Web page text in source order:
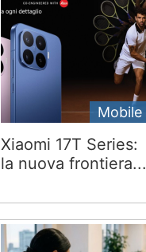
Mobile
Xiaomi 17T Series:
la nuova frontiera...